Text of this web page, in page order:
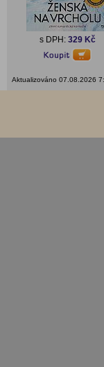
s DPH: 329 Kč
Aktualizováno 07.08.2026